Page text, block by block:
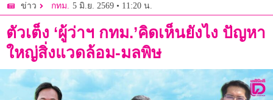
ข่าว กทม. 5 มิ.ย. 2569 • 11:20 น.
ตัวเต็ง ‘ผู้ว่าฯ กทม.’คิดเห็นยังไง ปัญหา
ใหญ่สิ่งแวดล้อม-มลพิษ